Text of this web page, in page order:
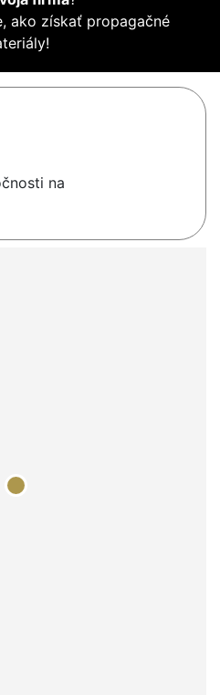
ako získať propagačné
na